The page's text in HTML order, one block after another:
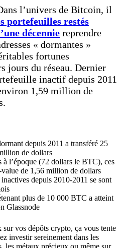
l’univers de Bitcoin, il
portefeuilles restés
décennie reprendre
« dormantes »
fortunes
jours du réseau. Dernier
inactif depuis 2011
1,59 million de
depuis 2011 a transféré 25
de dollars
l’époque (72 dollars le BTC), ces
de 1,56 million de dollars
inactives depuis 2010-2011 se sont
plus de 10 000 BTC a atteint
Glassnode
vos dépôts crypto, ça vous tente
investir sereinement dans les
les métaux précieux ou même sur